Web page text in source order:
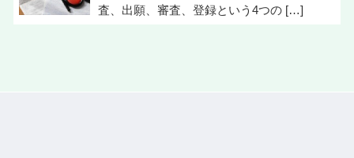
査、出願、審査、登録という4つの […]